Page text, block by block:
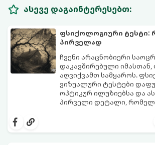
ასევე დაგაინტერესებთ:
ფსიქოლოგიური ტესტი:
პირველად
ჩვენი არაცნობიერი
დაკავშირებული
აღვიქვამთ სამყაროს.
ვიზუალური ტესტები
ოპტიკურ ილუზიებსა და
პირველი დეტალი,
პიროვნების ფარულ